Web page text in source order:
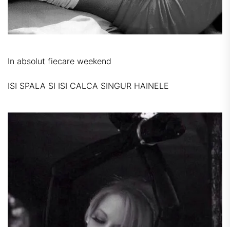
In absolut fiecare weekend
ISI SPALA SI ISI CALCA SINGUR HAINELE